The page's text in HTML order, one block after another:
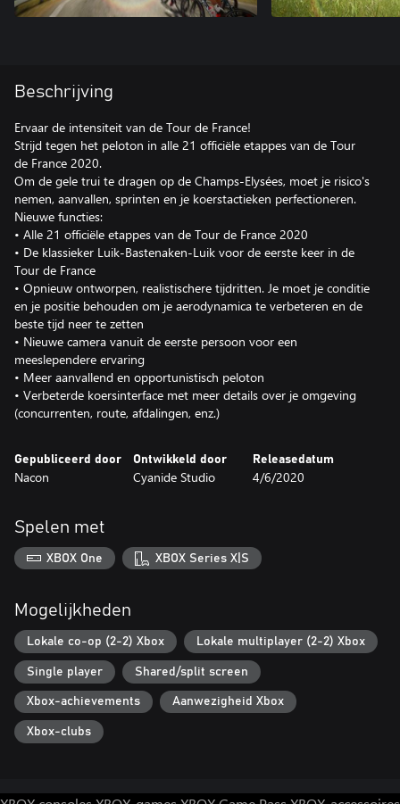
Beschrijving
Ervaar de intensiteit van de Tour de France!
Strijd tegen het peloton in alle 21 officiële etappes van de Tour
de France 2020.
Om de gele trui te dragen op de Champs-Elysées, moet je risico's
nemen, aanvallen, sprinten en je koerstactieken perfectioneren.
Nieuwe functies:
• Alle 21 officiële etappes van de Tour de France 2020
• De klassieker Luik-Bastenaken-Luik voor de eerste keer in de
Tour de France
• Opnieuw ontworpen, realistischere tijdritten. Je moet je conditie
en je positie behouden om je aerodynamica te verbeteren en de
beste tijd neer te zetten
• Nieuwe camera vanuit de eerste persoon voor een
meeslependere ervaring
• Meer aanvallend en opportunistisch peloton
• Verbeterde koersinterface met meer details over je omgeving
(concurrenten, route, afdalingen, enz.)
Gepubliceerd door
Nacon
Ontwikkeld door
Cyanide Studio
Releasedatum
4/6/2020
Spelen met
XBOX One XBOX Series X|S
Mogelijkheden
Lokale co-op (2-2) Xbox Lokale multiplayer (2-2) Xbox
Single player Shared/split screen
Xbox-achievements Aanwezigheid Xbox
Xbox-clubs